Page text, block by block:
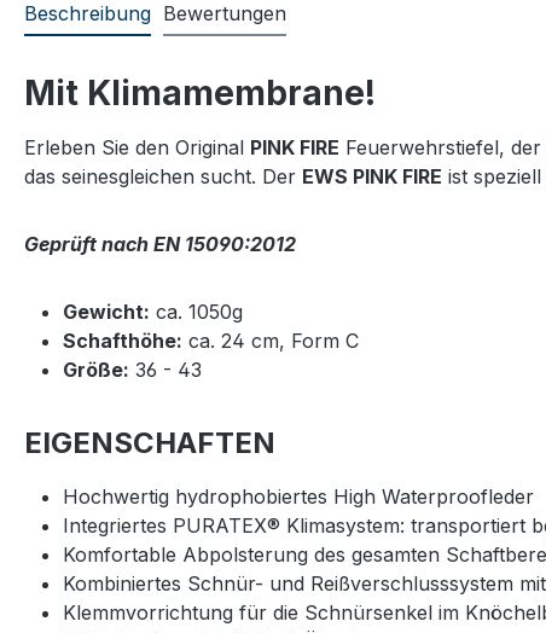
Beschreibung Bewertungen
Mit Klimamembrane!
Erleben Sie den Original PINK FIRE Feuerwehrstiefel,
das seinesgleichen sucht. Der EWS PINK FIRE ist
Geprüft nach EN 15090:2012
Gewicht: ca. 1050g
Schafthöhe: ca. 24 cm, Form C
Größe: 36 - 43
EIGENSCHAFTEN
Hochwertig hydrophobiertes High Waterproofleder
Integriertes PURATEX® Klimasystem: transportiert
Komfortable Abpolsterung des gesamten
Kombiniertes Schnür- und Reißverschlusssystem
Klemmvorrichtung für die Schnürsenkel im